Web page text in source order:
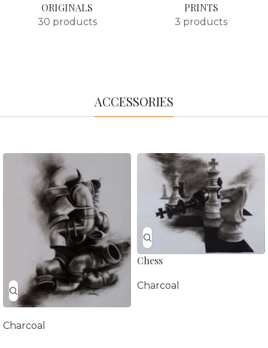
ORIGINALS
30 products
PRINTS
3 products
ACCESSORIES
Charcoal
Chess
Charcoal